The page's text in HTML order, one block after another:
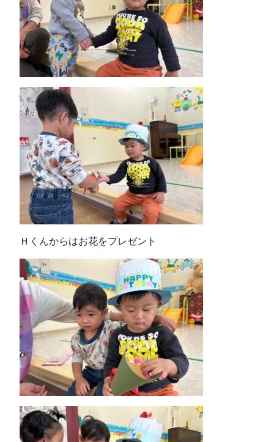
Ｈくんからはお花をプレゼント